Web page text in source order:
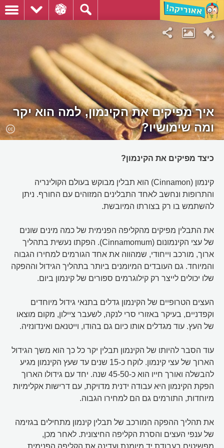
איך מפיקים את הקינמון, למה הוא יקר
ומה שימושיו?
כיצד מפיקים את הקינמון?
קינמון (Cinnamon) הוא תבלין מבוקש בעולם הקולינריה
והתרופות ונחשב לאחד התבלינים המזוהים עם החורף. ניתן
להשתמש בו רק בצורתו המיובשת.
את התבלין מפיקים מהקליפה הפנימית של כמה מינים שונים
של עצי הקינמונום (Cinnamomum). הפקתו נעשית בתהליך
ארוך, מורכב וייחודי, שמהווה את אחד הגורמים למחירו הגבוה
והמיוחד. גם העובדים המיומנים ביותר בתהליך הגידול וההפקה
שלו יכולים לייצר רק קילוגרמים ספורים של קינמון ביום.
העצים הטרופיים של הקינמון גדלים בתנאי גידול מיוחדים
וקפדניים, בעיקר באזורי סרי לנקה, לשעבר ציילון, מקום מוצאו
של העץ. עוד מגדלים אותו כיום גם בהודו, וייטנאם ואינדונזיה.
עוד הסבר להיותו של הקינמון תבלין יקר כל כך הוא משך הגידול
הארוך של עצי קינמון. לוקח כ-15 שנים עד שעץ הקינמון מגיע
להבשלה ואורך חייו הוא כ-45-50 שנה. יחד עם גידולו הארוך
הפקת הקינמון היא עבודה ידנית מדויקת, עם דרישות אקלימיות
מיוחדות, התורמים גם הם למחירו הגבוה.
את תהליך ההפקה המורכב של תבלין קינמון מתחילים בגזימה
של ענפי העצים והסרת הקליפה החיצונית. לאחר מכן,
מפשיטים בעבודת יד מיומנת ועדינה את הקליפה הפנימית.